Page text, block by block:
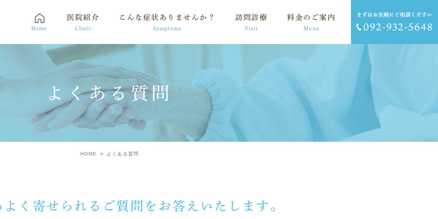
Home
医院紹介
Clinic
こんな症状ありませんか？
Symptoms
訪問診療
Visit
料金のご案内
Menu
よくある質問
HOME よくある質問
く寄せられる ご質問をお答えいたします。